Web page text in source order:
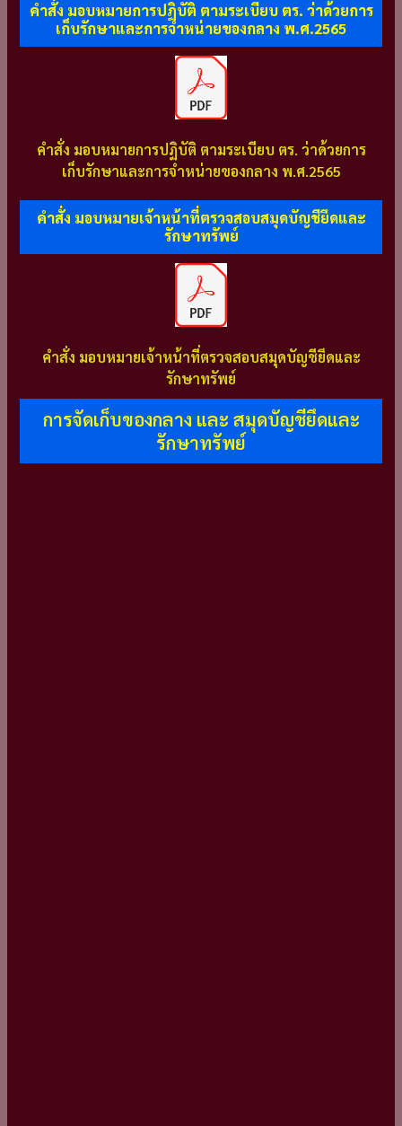
คำสั่ง มอบหมายการปฏิบัติ ตามระเบียบ ตร. ว่าด้วยการ
เก็บรักษาและการจำหน่ายของกลาง พ.ศ.2565
คำสั่ง มอบหมายการปฏิบัติ ตามระเบียบ ตร. ว่าด้วยการ
เก็บรักษาและการจำหน่ายของกลาง พ.ศ.2565
คำสั่ง มอบหมายเจ้าหน้าที่ตรวจสอบสมุดบัญชียึดและ
รักษาทรัพย์
คำสั่ง มอบหมายเจ้าหน้าที่ตรวจสอบสมุดบัญชียึดและ
รักษาทรัพย์
การจัดเก็บของกลาง และ สมุดบัญชียึดและ
รักษาทรัพย์